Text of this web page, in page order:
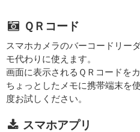
ＱＲコード
スマホカメラのバーコードリー
モ代わりに使えます。
画面に表示されるＱＲコードを
ちょっとしたメモに携帯端末を
度お試しください。
スマホアプリ